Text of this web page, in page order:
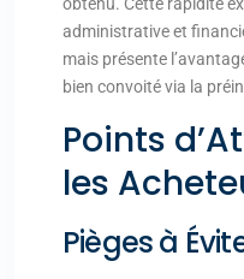
administrative et
mais présente
bien convoité via la
Points
les
Pièges à